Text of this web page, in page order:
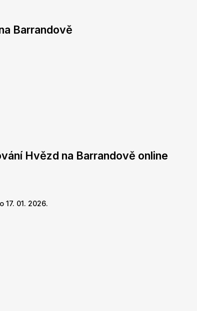
Barrandově
Hvězd na Barrandově online
01. 2026.